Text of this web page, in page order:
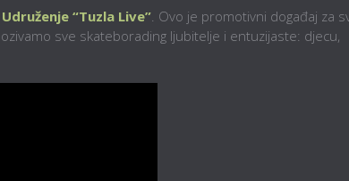
Udruženje “Tuzla Live”. Ovo je promotivni događaj za
sve skateborading ljubitelje i entuzijaste: djecu,